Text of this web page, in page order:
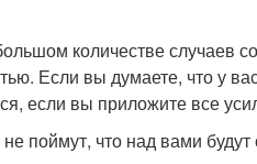
количестве
Если вы думаете, что у
если вы приложите все
поймут, что над вами